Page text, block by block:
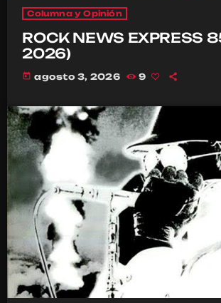
Columna y Opinión
ROCK NEWS EXPRESS
2026)
today agosto 3, 2026 9